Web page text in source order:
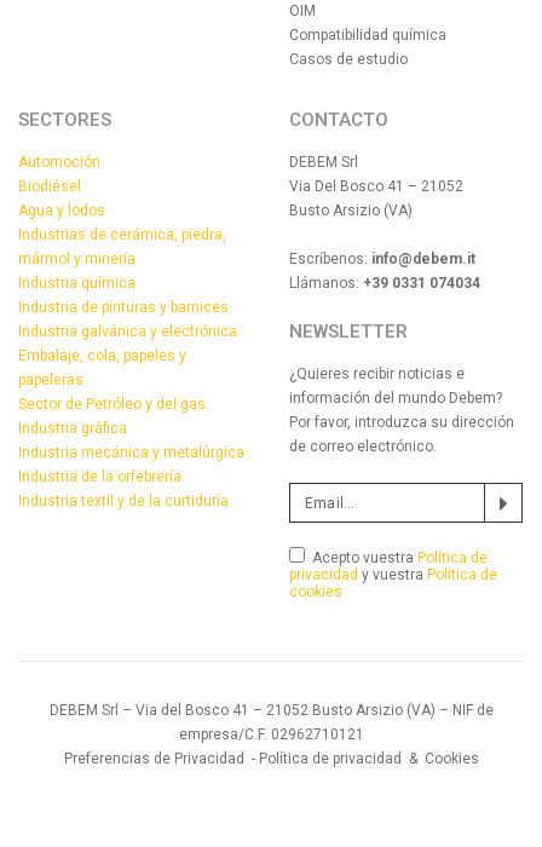
OIM
Compatibilidad química
Casos de estudio
SECTORES
Automoción
Biodiésel
Agua y lodos
Industrias de cerámica, piedra,
mármol y minería
Industria química
Industria de pinturas y barnices
Industria galvánica y electrónica
Embalaje, cola, papeles y
papeleras
Sector de Petróleo y del gas
Industria gráfica
Industria mecánica y metalúrgica
Industria de la orfebrería
Industria textil y de la curtiduría
CONTACTO
DEBEM Srl
Via Del Bosco 41 – 21052
Busto Arsizio (VA)
Escríbenos: info@debem.it
Llámanos: +39 0331 074034
NEWSLETTER
¿Quieres recibir noticias e
información del mundo Debem?
Por favor, introduzca su dirección
de correo electrónico.
Acepto vuestra Política de
privacidad y vuestra Política de
cookies
DEBEM Srl – Via del Bosco 41 – 21052 Busto Arsizio (VA) – NIF de
empresa/C.F. 02962710121
Preferencias de Privacidad - Política de privacidad & Cookies